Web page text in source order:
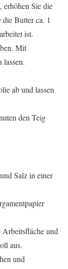
erhöhen Sie die
Butter ca. 1
ist.
Mit
ab und lassen
den Teig
Salz in einer
Arbeitsfläche und
aus.
und